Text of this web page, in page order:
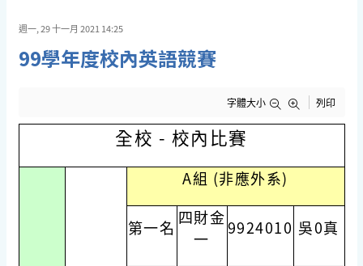
週一, 29 十一月 2021 14:25
99學年度校內英語競賽
字體大小 列印
全校 - 校內比賽
A組 (非應外系)
第一名 四財金
一
9924010 吳0真